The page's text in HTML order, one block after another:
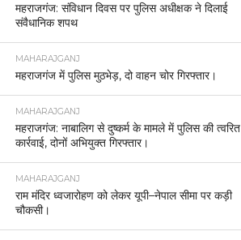
महराजगंज: संविधान दिवस पर पुलिस अधीक्षक ने दिलाई
संवैधानिक शपथ
MAHARAJGANJ
महराजगंज में पुलिस मुठभेड़, दो वाहन चोर गिरफ्तार।
MAHARAJGANJ
महराजगंज: नाबालिग से दुष्कर्म के मामले में पुलिस की त्वरित
कार्रवाई, दोनों अभियुक्त गिरफ्तार।
MAHARAJGANJ
राम मंदिर ध्वजारोहण को लेकर यूपी–नेपाल सीमा पर कड़ी
चौकसी।